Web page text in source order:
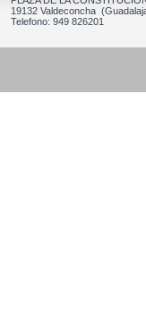
19132 Valdeconcha
Telefono: 949 826201